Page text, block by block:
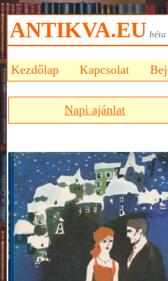
ANTIKVA.EU
Kezdőlap Kapcsolat
Napi ajánlat